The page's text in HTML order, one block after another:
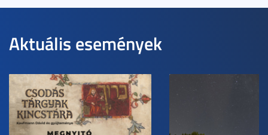
Aktuális események